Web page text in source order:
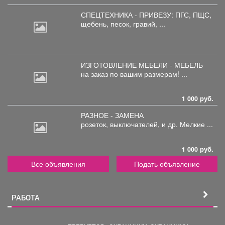
СПЕЦТЕХНИКА - ПРИВЕЗУ: ПГС, ПЩС,
щебень, песок, гравий, ...
ИЗГОТОВЛЕНИЕ МЕБЕЛИ - МЕБЕЛЬ
на заказ по вашим размерам! ...
1 000 руб.
РАЗНОЕ - ЗАМЕНА
розеток, выключателей, и др. Мелкие ...
1 000 руб.
Все объявления Подать объявление
РАБОТА